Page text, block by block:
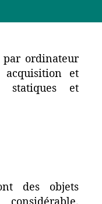
par ordinateur
et
statiques et
des objets